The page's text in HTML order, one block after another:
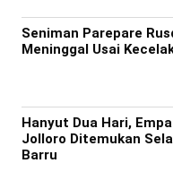
Seniman Parepare
Meninggal Usai
Hanyut Dua Hari,
Jolloro Ditemukan
Barru